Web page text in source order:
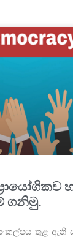
ගනිමු.
සංකල්පය තුළ ඇති